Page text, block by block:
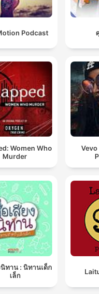
Podcast
Women Who
Murder
นิทาน : นิทานเด็ก
เล็ก